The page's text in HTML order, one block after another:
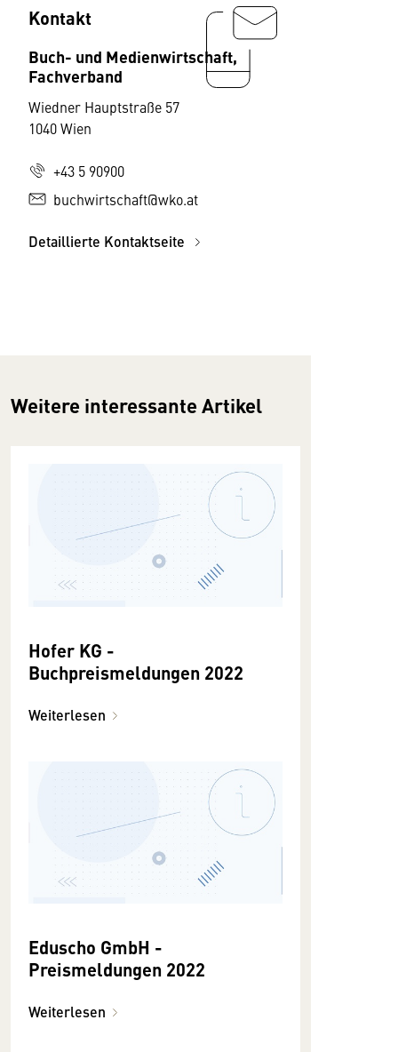
Kontakt
Buch- und Medienwirtschaft,
Fachverband
Wiedner Hauptstraße 57
1040 Wien
+43 5 90900
buchwirtschaft@wko.at
Detaillierte Kontaktseite
Weitere interessante Artikel
Hofer KG -
Buchpreismeldungen 2022
Weiterlesen
Eduscho GmbH -
Preismeldungen 2022
Weiterlesen